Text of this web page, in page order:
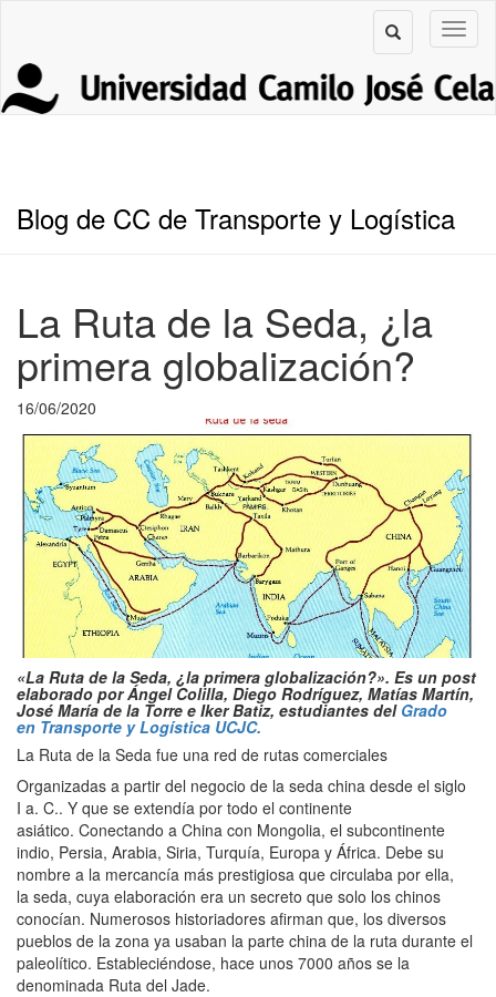
Blog de CC de Transporte y Logística
La Ruta de la Seda, ¿la
primera globalización?
16/06/2020
«La Ruta de la Seda, ¿la primera globalización?». Es un post
elaborado por Ángel Colilla, Diego Rodríguez, Matías Martín,
José María de la Torre e Iker Batiz, estudiantes del Grado
en Transporte y Logística UCJC.
La Ruta de la Seda fue una red de rutas comerciales
Organizadas a partir del negocio de la seda china desde el siglo
I a. C.. Y que se extendía por todo el continente
asiático. Conectando a China con Mongolia, el subcontinente
indio, Persia, Arabia, Siria, Turquía, Europa y África. Debe su
nombre a la mercancía más prestigiosa que circulaba por ella,
la seda, cuya elaboración era un secreto que solo los chinos
conocían. Numerosos historiadores afirman que, los diversos
pueblos de la zona ya usaban la parte china de la ruta durante el
paleolítico. Estableciéndose, hace unos 7000 años se la
denominada Ruta del Jade.